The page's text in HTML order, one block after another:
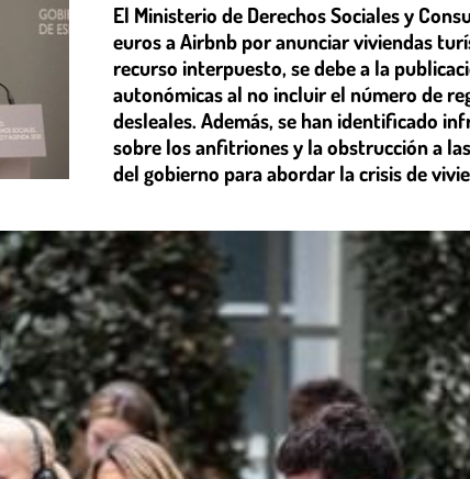
El Ministerio de Derechos Sociales y
euros a Airbnb por anunciar viviendas
recurso interpuesto, se debe a la
autonómicas al no incluir el número de
desleales. Además, se han identificado
sobre los anfitriones y la obstrucción a
del gobierno para abordar la crisis de